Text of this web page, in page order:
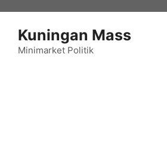
Kuningan Mass
Minimarket Politik